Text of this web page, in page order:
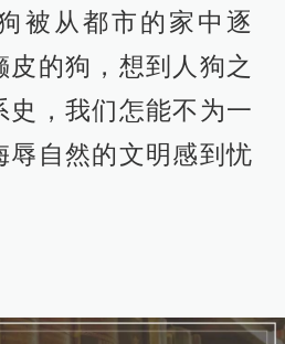
被从都市的家中逐
皮的狗，想到人狗之
史，我们怎能不为一
辱自然的文明感到忧